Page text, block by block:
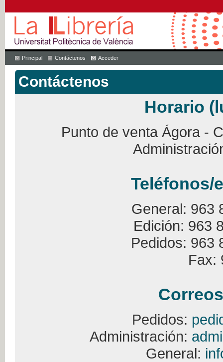
Principal Contáctenos Acceder
Contáctenos
Horario
Punto de venta Ágora -
Teléfonos/
General: 963
Edición: 963
Pedidos: 963
Fax:
Pedidos:
Administración:
General: